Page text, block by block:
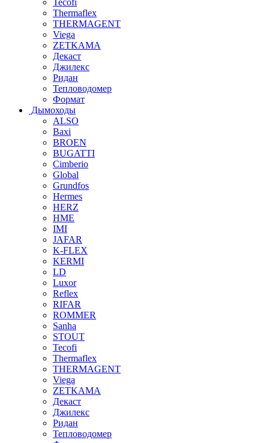
Thermaflex
THERMAGENT
Viega
ZETKAMA
Декаст
Джилекс
Ридан
Тепловодомер
Формат
Дымоходы
ALSO
Baxi
BROEN
BUGATTI
Cimberio
Global
Grundfos
Hermes
HERZ
HME
IMI
JAFAR
K-FLEX
KERMI
LD
Luxor
Reflex
RIFAR
ROMMER
Sanha
STOUT
Tecofi
Thermaflex
THERMAGENT
Viega
ZETKAMA
Декаст
Джилекс
Ридан
Тепловодомер